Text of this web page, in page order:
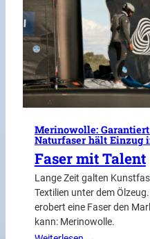
Merinowolle:
Naturfaser hält Einzug
Faser mit Talent
Lange Zeit galten
Textilien unter dem
erobert eine Faser den
kann: Merinowolle.